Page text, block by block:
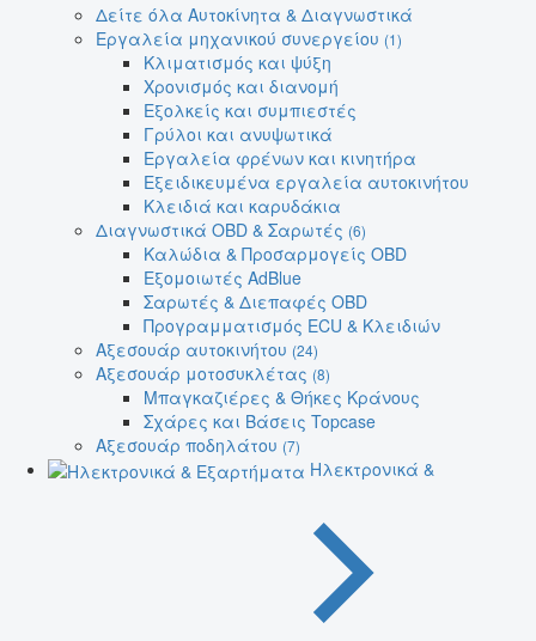
Δείτε όλα Αυτοκίνητα & Διαγνωστικά
Εργαλεία μηχανικού συνεργείου (1)
Κλιματισμός και ψύξη
Χρονισμός και διανομή
Εξολκείς και συμπιεστές
Γρύλοι και ανυψωτικά
Εργαλεία φρένων και κινητήρα
Εξειδικευμένα εργαλεία αυτοκινήτου
Κλειδιά και καρυδάκια
Διαγνωστικά OBD & Σαρωτές (6)
Καλώδια & Προσαρμογείς OBD
Εξομοιωτές AdBlue
Σαρωτές & Διεπαφές OBD
Προγραμματισμός ECU & Κλειδιών
Αξεσουάρ αυτοκινήτου (24)
Αξεσουάρ μοτοσυκλέτας (8)
Μπαγκαζιέρες & Θήκες Κράνους
Σχάρες και Βάσεις Topcase
Αξεσουάρ ποδηλάτου (7)
Ηλεκτρονικά &